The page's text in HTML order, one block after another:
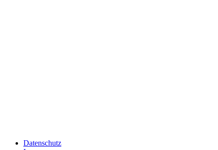
Datenschutz